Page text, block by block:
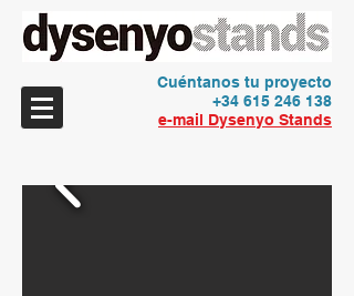
Cuéntanos tu proyecto
+34 615 246 138
e-mail Dysenyo Stands